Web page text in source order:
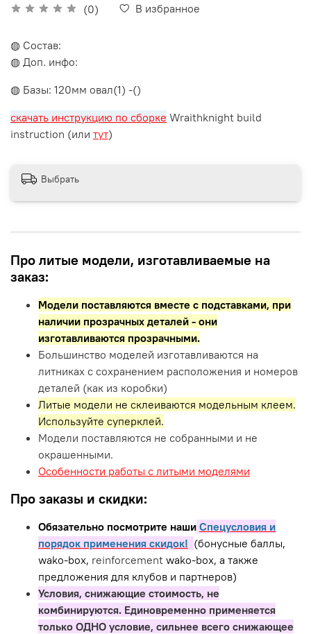
(0) В избранное
◍ Состав:
◍ Доп. инфо:
◍ Базы: 120мм овал(1) -()
скачать инструкцию по сборке Wraithknight build
instruction (или тут)
Выбрать
Про литые модели, изготавливаемые на
заказ:
Модели поставляются вместе с подставками, при
наличии прозрачных деталей - они
изготавливаются прозрачными.
Большинство моделей изготавливаются на
литниках с сохранением расположения и номеров
деталей (как из коробки)
Литые модели не склеиваются модельным клеем.
Используйте суперклей.
Модели поставляются не собранными и не
окрашенными.
Особенности работы с литыми моделями
Про заказы и скидки:
Обязательно посмотрите наши Спецусловия и
порядок применения скидок! (бонусные баллы,
wako-box, reinforcement wako-box, а также
предложения для клубов и партнеров)
Условия, снижающие стоимость, не
комбинируются. Единовременно применяется
только ОДНО условие, сильнее всего снижающее